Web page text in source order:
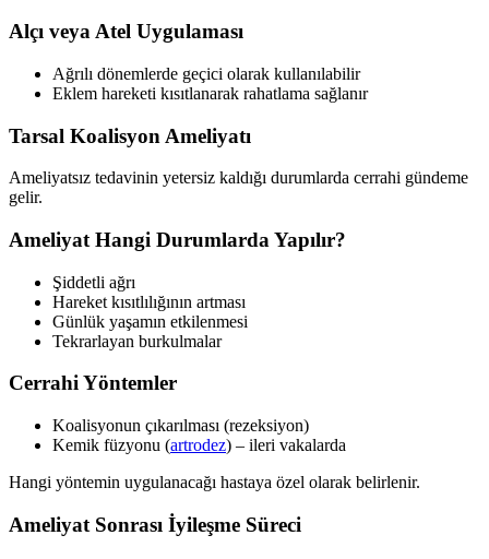
Alçı veya Atel Uygulaması
Ağrılı dönemlerde geçici olarak kullanılabilir
Eklem hareketi kısıtlanarak rahatlama sağlanır
Tarsal Koalisyon Ameliyatı
Ameliyatsız tedavinin yetersiz kaldığı durumlarda cerrahi gündeme
gelir.
Ameliyat Hangi Durumlarda Yapılır?
Şiddetli ağrı
Hareket kısıtlılığının artması
Günlük yaşamın etkilenmesi
Tekrarlayan burkulmalar
Cerrahi Yöntemler
Koalisyonun çıkarılması (rezeksiyon)
Kemik füzyonu (artrodez) – ileri vakalarda
Hangi yöntemin uygulanacağı hastaya özel olarak belirlenir.
Ameliyat Sonrası İyileşme Süreci